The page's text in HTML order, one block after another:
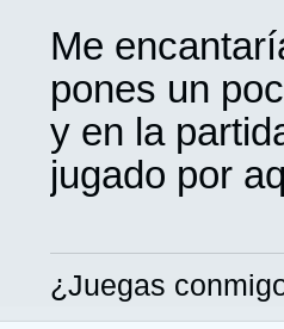
Me
pones un
y en la
jugado por
¿Juegas